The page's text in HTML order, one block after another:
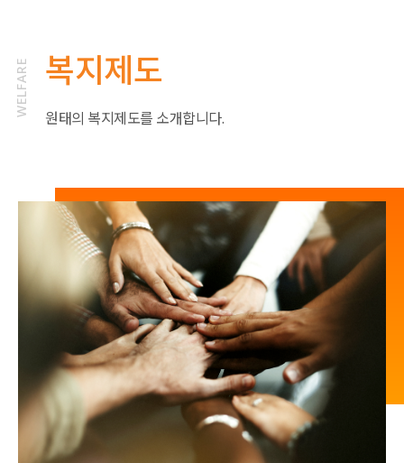
WELFARE 복지제도
원태의 복지제도를 소개합니다.